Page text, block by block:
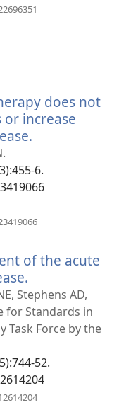
does not
increase
новом
окне)
6.
окне)
of the acute
в
новом
окне)
Stephens AD,
for Standards in
Task Force by the
52.